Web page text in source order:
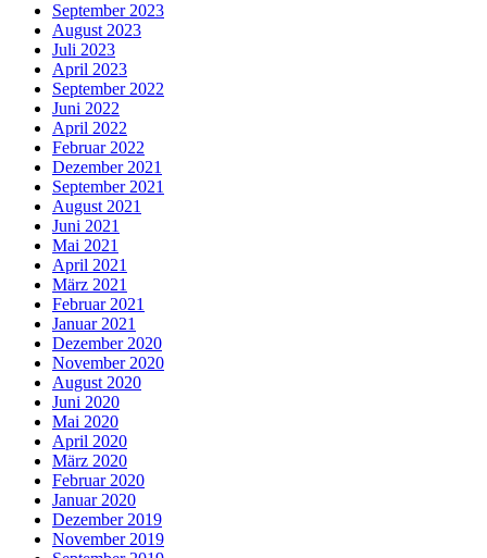
September 2023
August 2023
Juli 2023
April 2023
September 2022
Juni 2022
April 2022
Februar 2022
Dezember 2021
September 2021
August 2021
Juni 2021
Mai 2021
April 2021
März 2021
Februar 2021
Januar 2021
Dezember 2020
November 2020
August 2020
Juni 2020
Mai 2020
April 2020
März 2020
Februar 2020
Januar 2020
Dezember 2019
November 2019